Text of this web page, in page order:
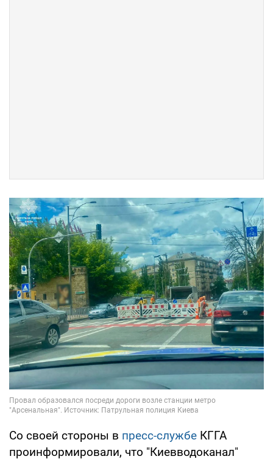
Со своей стороны в пресс-службе КГГА
проинформировали, что "Киевводоканал"